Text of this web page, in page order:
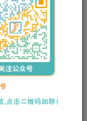
0 17
点击二维码加群！